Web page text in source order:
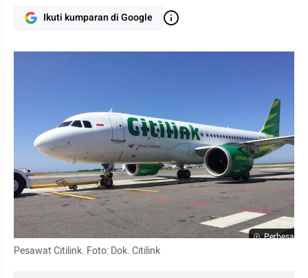
Ikuti kumparan di Google
Perbesar
Pesawat Citilink. Foto: Dok. Citilink